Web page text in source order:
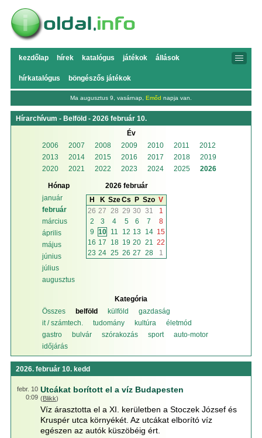
kezdőlap hírek katalógus játékok állások
hírkatalógus böngészős játékok
Ma augusztus 9, vasárnap, Emőd napja van.
Hírarchívum - Belföld - 2026 február 10.
Év
2006
2007 2008 2009 2010 2011
2012
2013
2014 2015 2016 2017 2018
2019
2020
2021 2022 2023 2024 2025 2026
Hónap
január
február
március
április
május
június
július
augusztus
2026 február
H
K SzeCs P Szo V
26 27 28 29 30 31
1
2
3 4 5 6 7
8
9 10 11 12 13 14 15
16 17 18 19 20 21
22
23 24 25 26 27 28 1
Kategória
Összes
belföld külföld
gazdaság
it / számtech.
tudomány kultúra
életmód
gastro
bulvár szórakozás sport
auto-motor
időjárás
2026. február 10. kedd
febr. 10
0:09
Utcákat borított el a víz Budapesten
(Blikk)
Víz árasztotta el a XI. kerületben a Stoczek József és
Kruspér utca környékét. Az utcákat elborító víz
egészen az autók küszöbéig ért.